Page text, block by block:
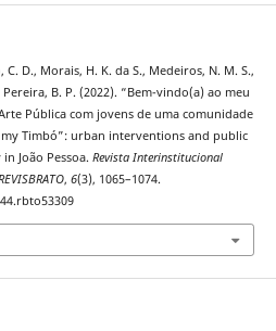
D., Morais, H. K. da S., Medeiros, N. M. S.,
B. P. (2022). “Bem-vindo(a) ao meu
Pública com jovens de uma comunidade
my Timbó”: urban interventions and public
João Pessoa. Revista Interinstitucional
, 6(3), 1065–1074.